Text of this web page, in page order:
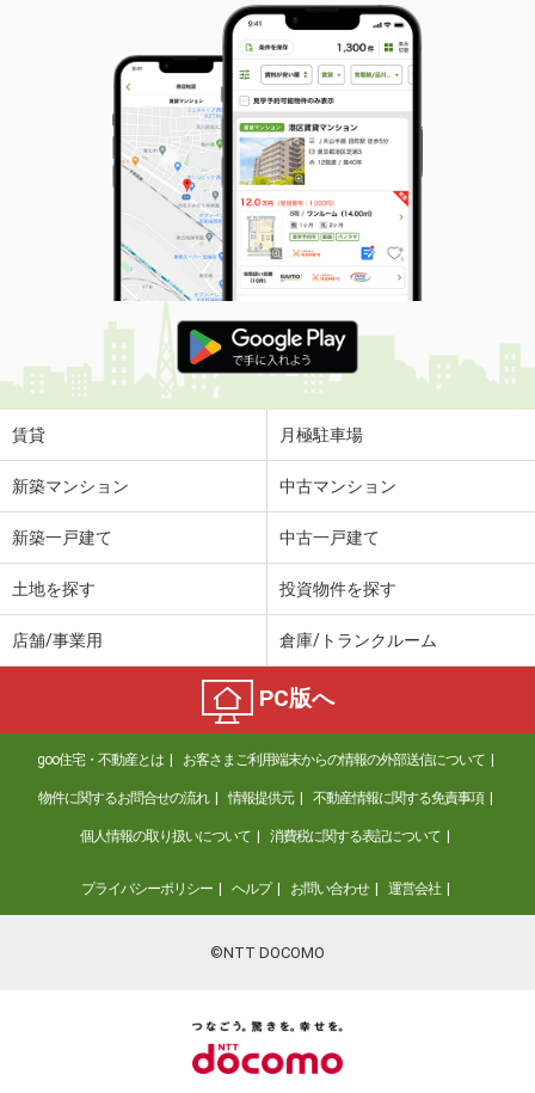
賃貸 月極駐車場
新築マンション 中古マンション
新築一戸建て 中古一戸建て
土地を探す 投資物件を探す
店舗/事業用 倉庫/トランクルーム
PC版へ
goo住宅・不動産とは お客さまご利用端末からの情報の外部送信について
物件に関するお問合せの流れ 情報提供元 不動産情報に関する免責事項
個人情報の取り扱いについて 消費税に関する表記について
プライバシーポリシー ヘルプ お問い合わせ 運営会社
©NTT DOCOMO